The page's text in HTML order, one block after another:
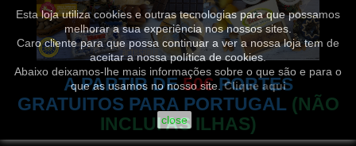
Esta loja utiliza cookies e outras tecnologias para que possamos
melhorar a sua experiência nos nossos sites.
Caro cliente para que possa continuar a ver a nossa loja tem de
aceitar a nossa política de cookies.
Abaixo deixamos-lhe mais informações sobre o que são e para o
que as usamos no nosso site.Clique aqui
close
A PARTIR DE 50€ PORTES
GRATUITOS PARA PORTUGAL (NÃO
INCLUI AS ILHAS)